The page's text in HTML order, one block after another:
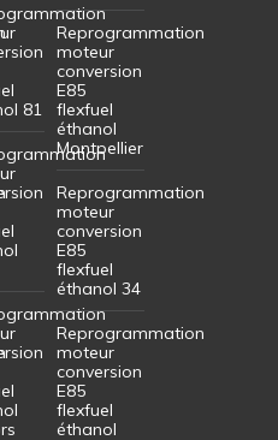
81
Reprogrammation
moteur
conversion
E85
flexfuel
éthanol
Montpellier
Reprogrammation
moteur
conversion
E85
flexfuel
éthanol 34
Reprogrammation
moteur
conversion
E85
flexfuel
éthanol